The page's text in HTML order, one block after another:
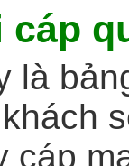
cáp
là
cáp